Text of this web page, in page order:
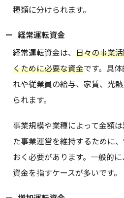
種類に分けられます。
経常運転資金
経常運転資金は、日々の事業
くために必要な資金です。具
れや従業員の給与、家賃、光
られます。
事業規模や業種によって金額
た事業運営を維持するために
おく必要があります。一般的
資金を指すケースが多いです。